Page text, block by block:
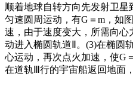
顺着地球自转方向先发射卫星
匀速圆周运动，有G＝m，如
速，由于速度变大，所需向心
动进入椭圆轨道Ⅱ。(3)在椭圆
心运动，再次点火加速，使G
在道轨Ⅲ行的宇宙船返回地面